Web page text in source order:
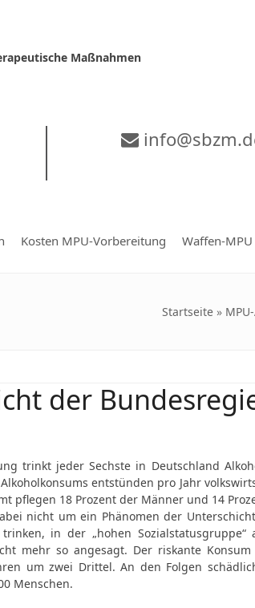
Maßnahmen
Kosten MPU-Vorbereitung Waffen-MPU
Startseite »
der
trinkt jeder Sechste in Deutschland
entstünden pro Jahr
pflegen 18 Prozent der Männer und 14
nicht um ein Phänomen der
in der „hohen Sozialstatusgruppe“
mehr so angesagt. Der riskante
um zwei Drittel. An den Folgen
Menschen.